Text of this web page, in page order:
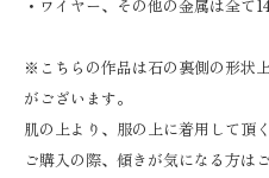
・ワイヤー、その他の金属は全て
※こちらの作品は石の裏側の形状
がございます。
肌の上より、服の上に着用して頂
ご購入の際、傾きが気になる方は